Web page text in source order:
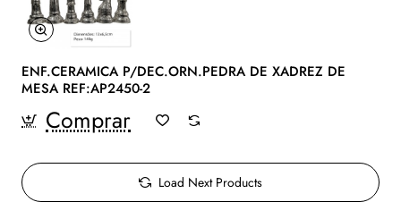
ENF.CERAMICA P/DEC.ORN.PEDRA DE XADREZ DE
MESA REF:AP2450-2
Comprar
Load Next Products